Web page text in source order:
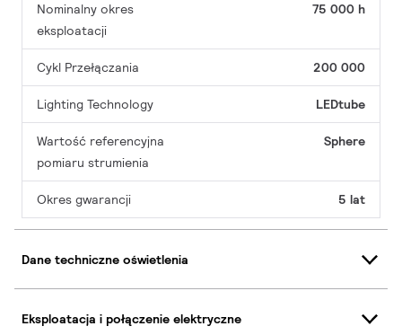
Nominalny okres
eksploatacji
75 000 h
Cykl Przełączania 200 000
Lighting Technology LEDtube
Wartość referencyjna
pomiaru strumienia
Sphere
Okres gwarancji 5 lat
Dane techniczne oświetlenia
Eksploatacja i połączenie elektryczne